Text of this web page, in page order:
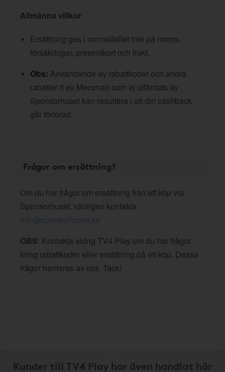
Allmänna villkor:
Ersättning ges i normalfallet inte på moms,
försäkringar, presentkort och frakt.
Obs: Användande av rabattkoder och andra
rabatter (t ex Mecenat) som ej utfärdats av
Sponsorhuset kan resultera i att din cashback
går förlorad.
Frågor om ersättning?
Om du har frågor om ersättning från ett köp via
Sponsorhuset, vänligen kontakta
info@sponsorhuset.se
OBS: Kontakta aldrig TV4 Play om du har frågor
kring rabattkoder eller ersättning på ett köp. Dessa
frågor hanteras av oss. Tack!
Kunder till TV4 Play har även handlat här